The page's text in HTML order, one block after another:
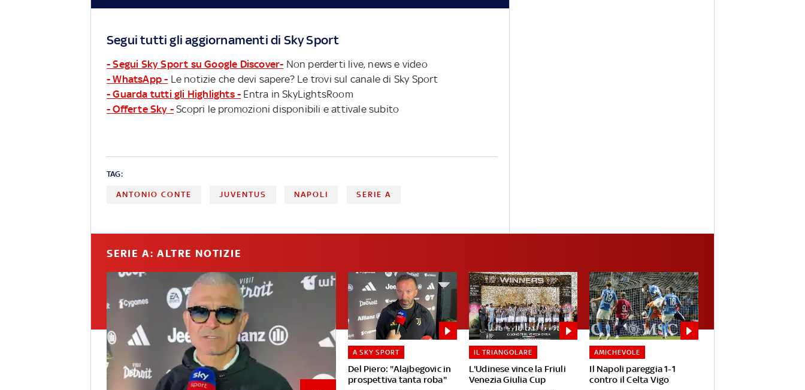
Segui tutti gli aggiornamenti di Sky Sport
- Segui Sky Sport su Google Discover- Non perderti live, news e video
- WhatsApp - Le notizie che devi sapere? Le trovi sul canale di Sky Sport
- Guarda tutti gli Highlights - Entra in SkyLightsRoom
- Offerte Sky - Scopri le promozioni disponibili e attivale subito
TAG:
ANTONIO CONTE JUVENTUS NAPOLI SERIE A
SERIE A: ALTRE NOTIZIE
Del Piero: "Alajbegovic in
prospettiva tanta roba"
A SKY SPORT
L'Udinese vince la Friuli
Venezia Giulia Cup
IL TRIANGOLARE
Il Napoli pareggia 1-1
contro il Celta Vigo
AMICHEVOLE